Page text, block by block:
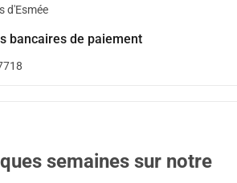
d'Esmée
bancaires de paiement
semaines sur notre